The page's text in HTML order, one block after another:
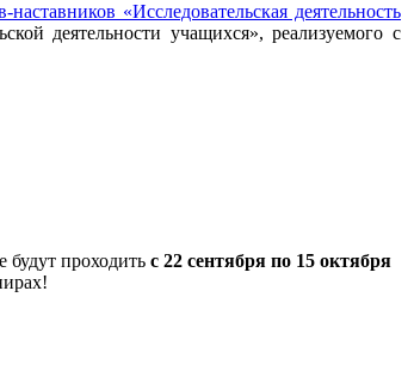
«Исследовательская деятельность
деятельности учащихся», реализуемого с
будут проходить с 22 сентября по 15 октября